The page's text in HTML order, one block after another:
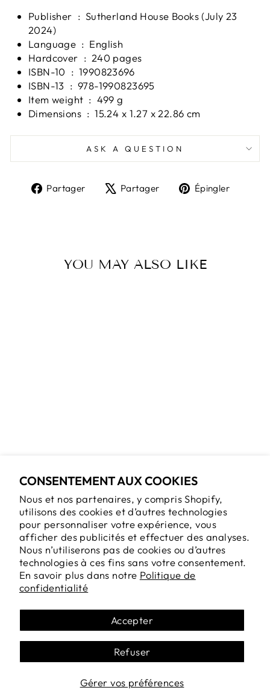
CONSENTEMENT AUX COOKIES
Nous et nos partenaires, y compris Shopify,
utilisons des cookies et d’autres technologies
pour personnaliser votre expérience, vous
afficher des publicités et effectuer des analyses.
Nous n’utiliserons pas de cookies ou d’autres
technologies à ces fins sans votre consentement.
En savoir plus dans notre Politique de
confidentialité
Gérer vos préférences
Accepter
Refuser
Publisher ‏ : ‎ Sutherland House Books (July 23
2024)
Language ‏ : ‎ English
Hardcover ‏ : ‎ 240 pages
ISBN-10 ‏ : ‎ 1990823696
ISBN-13 ‏ : ‎ 978-1990823695
Item weight ‏ : ‎ 499 g
Dimensions ‏ : ‎ 15.24 x 1.27 x 22.86 cm
ASK A QUESTION
Partager
PartagerPartager
TweeterÉpingler
YOU MAY ALSO LIKE
Retours et échanges
Expédition
Conditions d'utilisation
Politique de confidentialité
Recherche de produits
Page d'accueil du ROM
LANGUE